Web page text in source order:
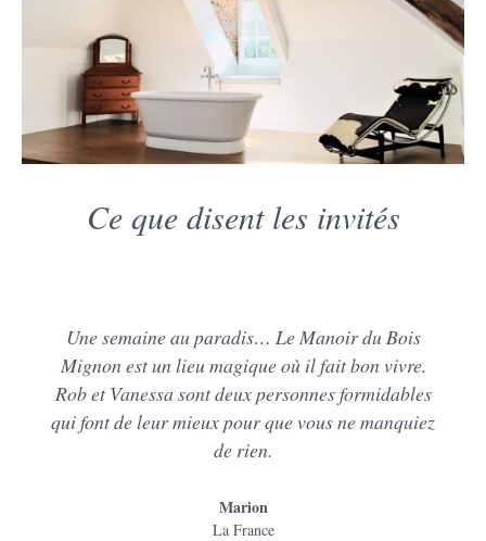
Ce que disent les invités
Une semaine au paradis… Le Manoir du Bois
Mignon est un lieu magique où il fait bon vivre.
Rob et Vanessa sont deux personnes formidables
qui font de leur mieux pour que vous ne manquiez
de rien.
Marion
La France